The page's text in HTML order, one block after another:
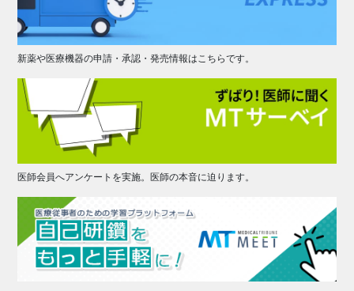
新薬や医療機器の申請・承認・発売情報はこちらです。
医師会員へアンケートを実施。医師の本音に迫ります。